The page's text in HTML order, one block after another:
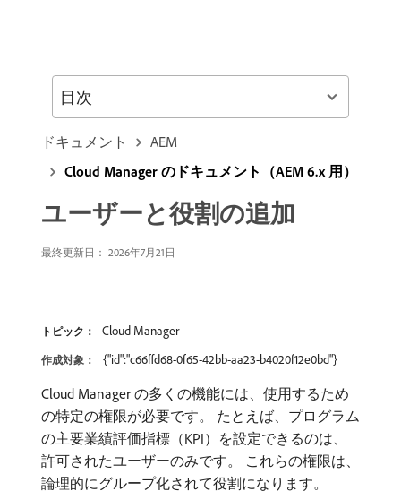
ドキュメント
AEM
Cloud Manager のドキュメント（AEM 6.x 用）
ユーザーと役割の追加
最終更新日： 2026年7月21日
トピック： Cloud Manager
作成対象： {"id":"c66ffd68-0f65-42bb-aa23-b4020f12e0bd"}
Cloud Manager の多くの機能には、使用するため
の特定の権限が必要です。 たとえば、プログラム
の主要業績評価指標（KPI）を設定できるのは、
許可されたユーザーのみです。 これらの権限は、
論理的にグループ化されて役割になります。
目次